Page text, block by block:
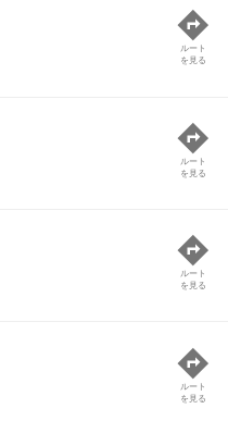
ルート
を見る
ルート
を見る
ルート
を見る
ルート
を見る